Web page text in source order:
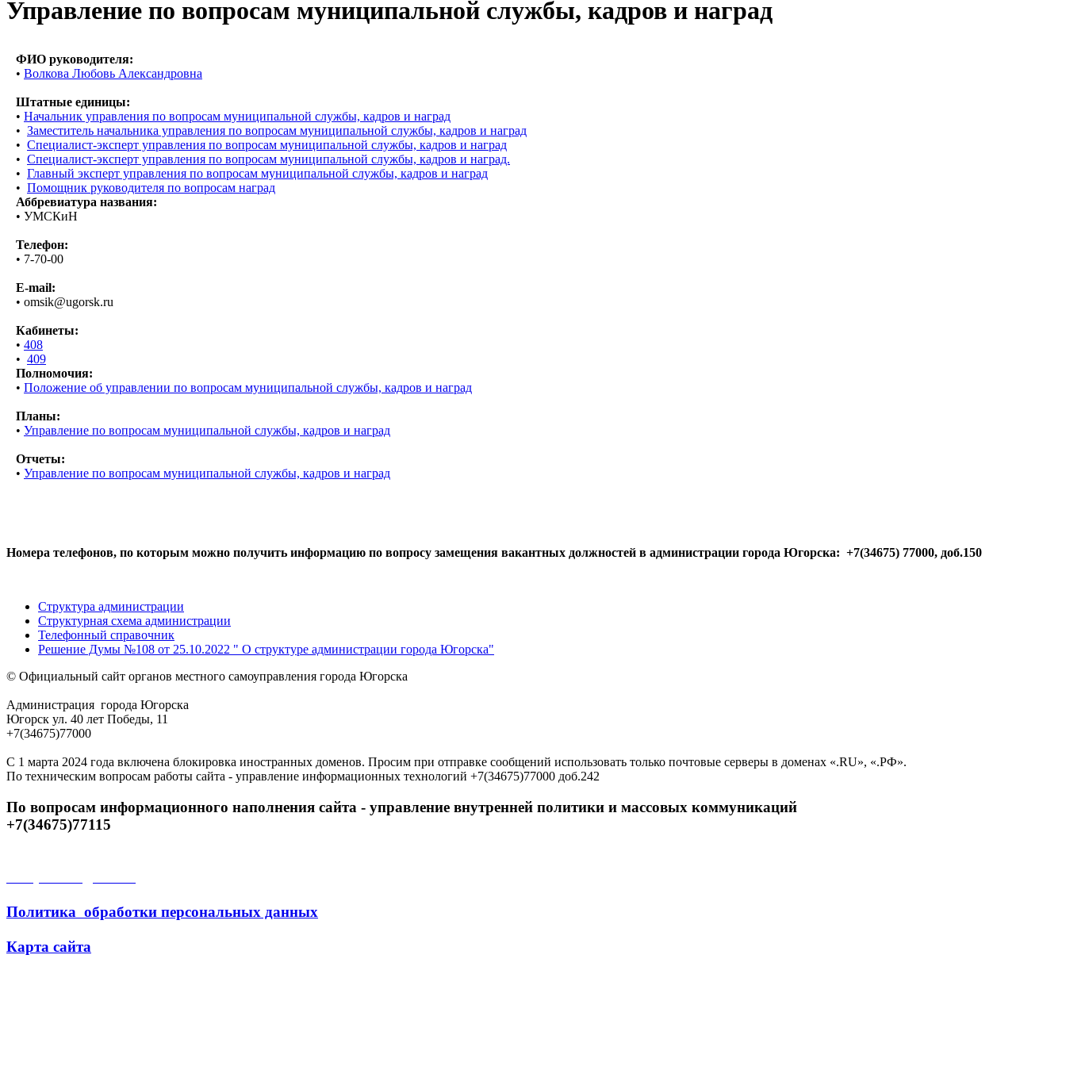
Управление по вопросам муниципальной службы, кадров и наград
ФИО руководителя:
• Волкова Любовь Александровна
Штатные единицы:
• Начальник управления по вопросам муниципальной службы, кадров и наград
• Заместитель начальника управления по вопросам муниципальной службы, кадров и наград
• Специалист-эксперт управления по вопросам муниципальной службы, кадров и наград
• Специалист-эксперт управления по вопросам муниципальной службы, кадров и наград.
• Главный эксперт управления по вопросам муниципальной службы, кадров и наград
• Помощник руководителя по вопросам наград
Аббревиатура названия:
• УМСКиН
Телефон:
• 7-70-00
E-mail:
• omsik@ugorsk.ru
Кабинеты:
• 408
• 409
Полномочия:
• Положение об управлении по вопросам муниципальной службы, кадров и наград
Планы:
• Управление по вопросам муниципальной службы, кадров и наград
Отчеты:
• Управление по вопросам муниципальной службы, кадров и наград
Номера телефонов, по которым можно получить информацию по вопросу замещения вакантных должностей в администрации города Югорска: +7(34675) 77000, доб.150
Структура администрации
Структурная схема администрации
Телефонный справочник
Решение Думы №108 от 25.10.2022 " О структуре администрации города Югорска"
© Официальный сайт органов местного самоуправления города Югорска
Администрация города Югорска
Югорск ул. 40 лет Победы, 11
+7(34675)77000
С 1 марта 2024 года включена блокировка иностранных доменов. Просим при отправке сообщений использовать только почтовые серверы в доменах «.RU», «.РФ».
По техническим вопросам работы сайта - управление информационных технологий +7(34675)77000 доб.242
По вопросам информационного наполнения сайта - управление внутренней политики и массовых коммуникаций
+7(34675)77115
Политика обработки персональных данных
Карта сайта